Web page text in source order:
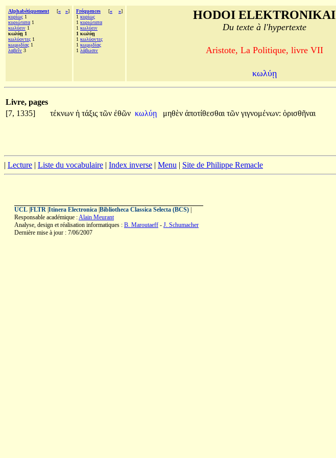
Alphabétiquement [« »]
κυρίως 1
κυριώτατα 1
κωλύειν 1
κωλύῃ 1
κωλύοντες 1
κωμῳδίας 1
λαβεῖν 3
Fréquences [« »]
1 κυρίως
1 κυριώτατα
1 κωλύειν
1 κωλύῃ
1 κωλύοντες
1 κωμῳδίας
1 λάβωσιν
HODOI ELEKTRONIKAI
Du texte à l'hypertexte
Aristote, La Politique, livre VII
κωλύῃ
Livre, pages
[7, 1335]
τέκνων ἡ τάξις τῶν ἐθῶν κωλύῃ μηθὲν ἀποτίθεσθαι τῶν γιγνομένων: ὁρισθῆναι
| Lecture | Liste du vocabulaire | Index inverse | Menu | Site de Philippe Remacle
UCL FLTR Itinera Electronica Bibliotheca Classica Selecta (BCS)
Responsable académique :Alain Meurant
Analyse, design et réalisation informatiques : B. Maroutaeff - J. Schumacher
Dernière mise à jour : 7/06/2007